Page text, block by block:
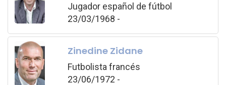
Jugador español de fútbol
23/03/1968 -
Zinedine Zidane
Futbolista francés
23/06/1972 -